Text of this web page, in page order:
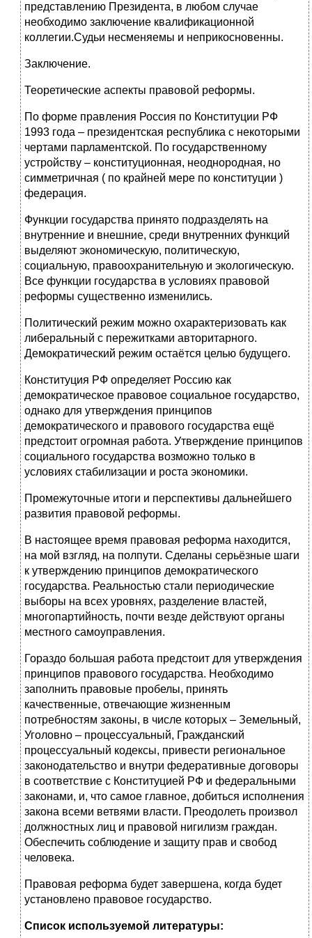
представлению Президента, в любом случае
необходимо заключение квалификационной
коллегии.Судьи несменяемы и неприкосновенны.
Заключение.
Теоретические аспекты правовой реформы.
По форме правления Россия по Конституции РФ
1993 года – президентская республика с некоторыми
чертами парламентской. По государственному
устройству – конституционная, неоднородная, но
симметричная ( по крайней мере по конституции )
федерация.
Функции государства принято подразделять на
внутренние и внешние, среди внутренних функций
выделяют экономическую, политическую,
социальную, правоохранительную и экологическую.
Все функции государства в условиях правовой
реформы существенно изменились.
Политический режим можно охарактеризовать как
либеральный с пережитками авторитарного.
Демократический режим остаётся целью будущего.
Конституция РФ определяет Россию как
демократическое правовое социальное государство,
однако для утверждения принципов
демократического и правового государства ещё
предстоит огромная работа. Утверждение принципов
социального государства возможно только в
условиях стабилизации и роста экономики.
Промежуточные итоги и перспективы дальнейшего
развития правовой реформы.
В настоящее время правовая реформа находится,
на мой взгляд, на полпути. Сделаны серьёзные шаги
к утверждению принципов демократического
государства. Реальностью стали периодические
выборы на всех уровнях, разделение властей,
многопартийность, почти везде действуют органы
местного самоуправления.
Гораздо большая работа предстоит для утверждения
принципов правового государства. Необходимо
заполнить правовые пробелы, принять
качественные, отвечающие жизненным
потребностям законы, в числе которых – Земельный,
Уголовно – процессуальный, Гражданский
процессуальный кодексы, привести региональное
законодательство и внутри федеративные договоры
в соответствие с Конституцией РФ и федеральными
законами, и, что самое главное, добиться исполнения
закона всеми ветвями власти. Преодолеть произвол
должностных лиц и правовой нигилизм граждан.
Обеспечить соблюдение и защиту прав и свобод
человека.
Правовая реформа будет завершена, когда будет
установлено правовое государство.
Список используемой литературы: